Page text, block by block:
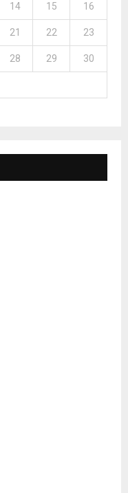
14 15 16
21 22 23
28 29 30